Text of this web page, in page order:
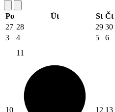
Po Út St Čt
27 28 29 30
3
4 5 6
10
11
12 13